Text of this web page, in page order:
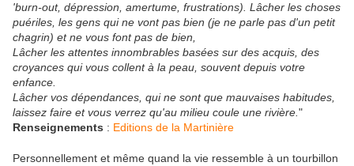
'burn-out, dépression, amertume, frustrations). Lâcher les choses
puériles, les gens qui ne vont pas bien (je ne parle pas d'un petit
chagrin) et ne vous font pas de bien,
Lâcher les attentes innombrables basées sur des acquis, des
croyances qui vous collent à la peau, souvent depuis votre
enfance.
Lâcher vos dépendances, qui ne sont que mauvaises habitudes,
laissez faire et vous verrez qu'au milieu coule une rivière. "
Renseignements : Editions de la Martinière
Personnellement et même quand la vie ressemble à un tourbillon